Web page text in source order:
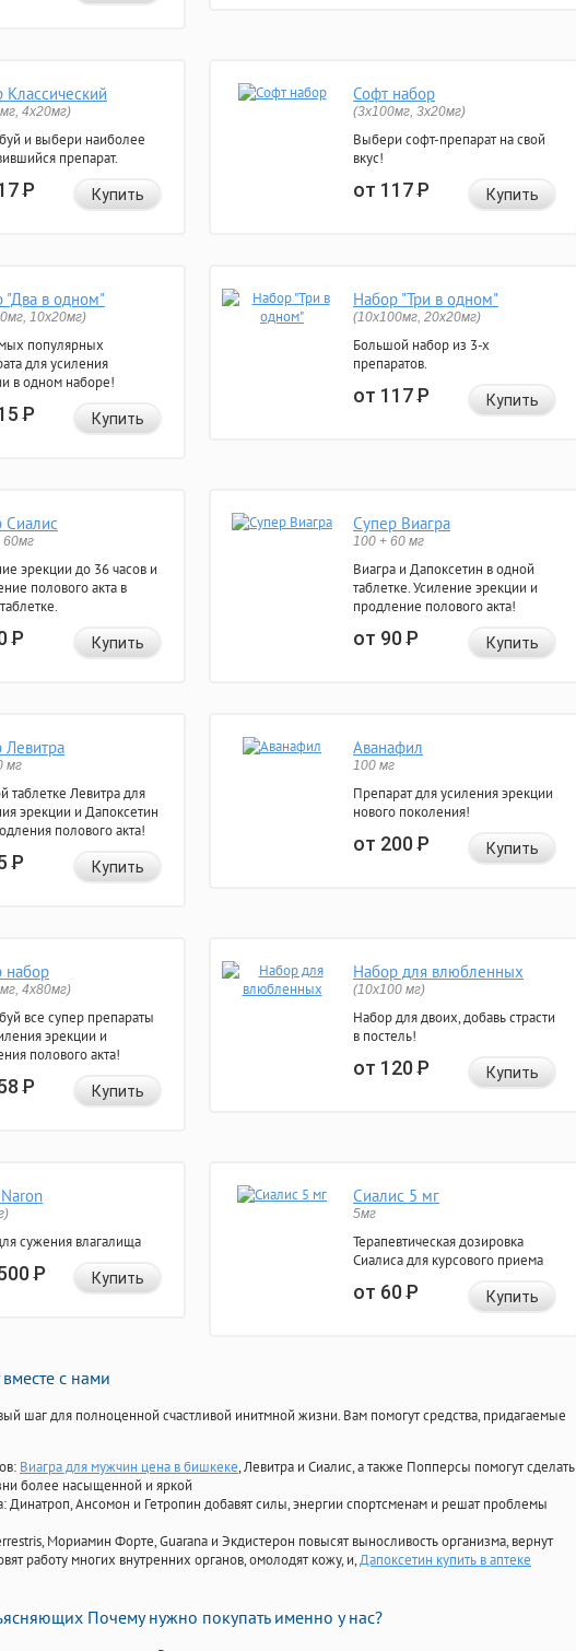
Классический
4x20мг)
и выбери наиболее
препарат.
Р Купить
Софт набор
(3x100мг, 3x20мг)
Выбери софт-препарат на свой
вкус!
от 117Р Купить
"Два в одном"
10x20мг)
популярных
для усиления
в одном наборе!
Р Купить
Набор "Три в одном"
(10x100мг, 20x20мг)
Большой набор из 3-х
препаратов.
от 117Р Купить
Сиалис
60мг
эрекции до 36 часов и
полового акта в
Р Купить
Супер Виагра
100 + 60 мг
Виагра и Дапоксетин в одной
таблетке. Усиление эрекции и
продление полового акта!
от 90Р Купить
Левитра
мг
таблетке Левитра для
эрекции и Дапоксетин
полового акта!
Р Купить
Аванафил
100 мг
Препарат для усиления эрекции
нового поколения!
от 200Р Купить
набор
4х80мг)
все супер препараты
эрекции и
полового акта!
Р Купить
Набор для влюбленных
(10х100 мг)
Набор для двоих, добавь страсти
в постель!
от 120Р Купить
сужения влагалища
Р Купить
Сиалис 5 мг
5мг
Терапевтическая дозировка
Сиалиса для курсового приема
от 60Р Купить
с нами
шаг для полноценной счастливой инитмной жизни. Вам помогут средства, придагаемые
Виагра для мужчин цена в бишкеке, Левитра и Сиалис, а также Попперсы помогут сделать
более насыщенной и яркой
: Динатроп, Ансомон и Гетропин добавят силы, энергии спортсменам и решат проблемы
Мориамин Форте, Guarana и Экдистерон повысят выносливость организма, вернут
работу многих внутренних органов, омолодят кожу, и,Дапоксетин купить в аптеке
Почему нужно покупать именно у нас?